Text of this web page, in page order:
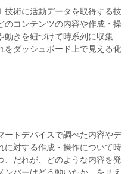
技術に活動データを取得する技
のコンテンツの内容や作成・操
動きを紐づけて時系列に収集
をダッシュボード上で見える化
ートデバイスで調べた内容やデ
に対する作成・操作について時
、だれが、どのような内容を発
バーはどう動いたか、を見え